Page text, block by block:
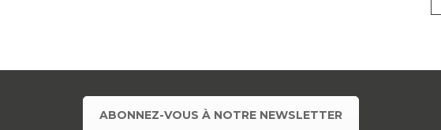
ABONNEZ-VOUS À NOTRE NEWSLETTER